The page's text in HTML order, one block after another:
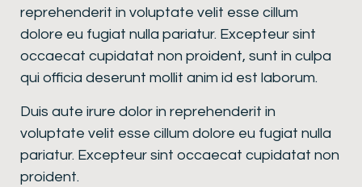
reprehenderit in voluptate velit esse cillum
dolore eu fugiat nulla pariatur. Excepteur sint
occaecat cupidatat non proident, sunt in culpa
qui officia deserunt mollit anim id est laborum.
Duis aute irure dolor in reprehenderit in
voluptate velit esse cillum dolore eu fugiat nulla
pariatur. Excepteur sint occaecat cupidatat non
proident.